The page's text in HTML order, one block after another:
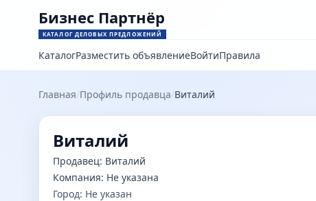
Бизнес Партнёр
КАТАЛОГ ДЕЛОВЫХ ПРЕДЛОЖЕНИЙ
КаталогРазместить объявлениеВойтиПравила
Главная/Профиль продавца/Виталий
Виталий
Продавец: Виталий
Компания: Не указана
Город: Не указан